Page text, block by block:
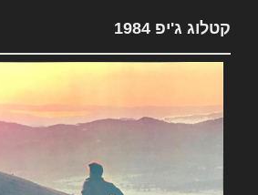
קטלוג ג'יפ 1984